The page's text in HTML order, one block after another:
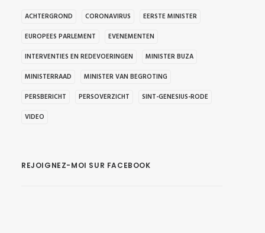
ACHTERGROND CORONAVIRUS
EERSTE MINISTER
EUROPEES PARLEMENT
EVENEMENTEN
INTERVENTIES EN REDEVOERINGEN
MINISTER BUZA
MINISTERRAAD
MINISTER VAN BEGROTING
PERSBERICHT
PERSOVERZICHT
SINT-GENESIUS-RODE
VIDEO
REJOIGNEZ-MOI SUR FACEBOOK